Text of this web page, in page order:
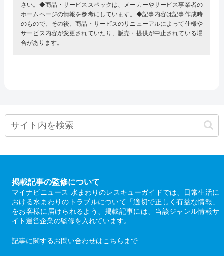
さい。◆商品・サービススペックは、メーカーやサービス事業者の
ホームページの情報を参考にしています。◆記事内容は記事作成時
のもので、その後、商品・サービスのリニューアルによって仕様や
サービス内容が変更されていたり、販売・提供が中止されている場
合があります。
掲載記事の監修について
マイナビニュース 水まわりのレスキューガイドでは、日常生活に
おける水まわりのトラブルについて「適切で正しく有益な情報」
をお客様に届けられるよう、掲載記事には、当該ジャンル情報サ
イト運営企業の監修を入れています。
記事に関するお問い合わせはこちら まで